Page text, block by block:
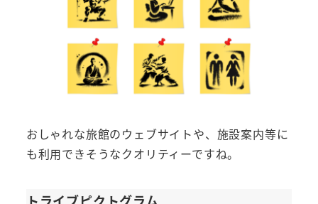
おしゃれな旅館のウェブサイトや、施設案内等に
も利用できそうなクオリティーですね。
トライブピクトグラム